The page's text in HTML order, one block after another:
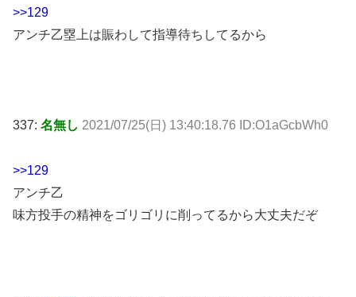
>>129
アンチ乙塁上は賑わして指導待ちしてるから
337: 名無し 2021/07/25(日) 13:40:18.76 ID:O1aGcbWh0
>>129
アンチ乙
味方投手の精神をゴリゴリに削ってるから大丈夫だぞ